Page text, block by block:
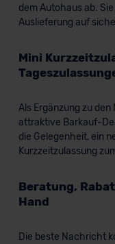
dem Autohaus ab.
Auslieferung auf
Mini
Als Ergänzung zu
attraktive Barkauf-
die Gelegenheit, ein
Kurzzeitzulassung
Beratung,
Hand
Die beste Nachricht